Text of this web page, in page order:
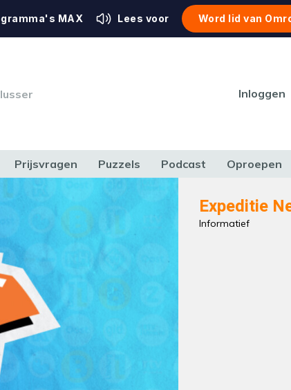
MAX Lees voor Word lid van
Inloggen
Prijsvragen Puzzels Podcast Oproepen
Expeditie
Informatief